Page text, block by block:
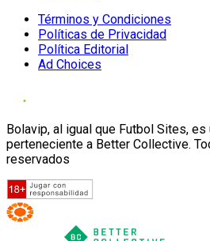
Términos y Condiciones
Políticas de Privacidad
Política Editorial
Ad Choices
Bolavip, al igual que Futbol Sites, es
perteneciente a Better Collective.
reservados